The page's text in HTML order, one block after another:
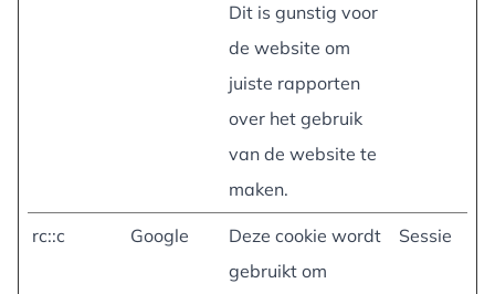
Dit is gunstig voor
de website om
juiste rapporten
over het gebruik
van de website te
maken.
rc::c Google
Deze cookie wordt
gebruikt om
Sessie